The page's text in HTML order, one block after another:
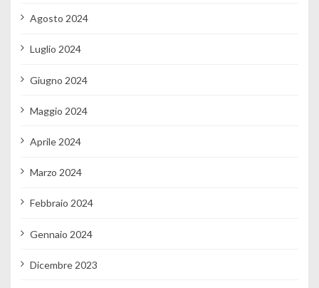
Agosto 2024
Luglio 2024
Giugno 2024
Maggio 2024
Aprile 2024
Marzo 2024
Febbraio 2024
Gennaio 2024
Dicembre 2023